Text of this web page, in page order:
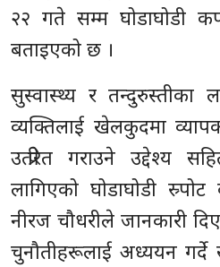
२२ गते सम्म घोडाघोडी कप
बताइएको छ ।
सुस्वास्थ्य र
व्यक्तिलाई खेलकुदमा
उत्प्रेरित गराउने उद्देश्य
लागिएको घोडाघोडी स्र्पोट
नीरज चौधरीले जानकारी दिए
चुनौतीहरूलाई अध्ययन गर्दे